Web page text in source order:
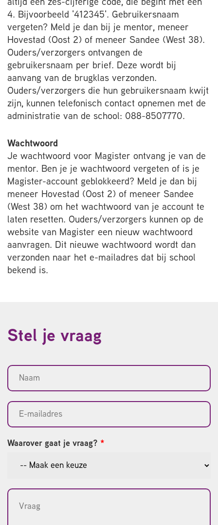
altijd een zes-cijferige code, die begint met een
4. Bijvoorbeeld '412345'. Gebruikersnaam
vergeten? Meld je dan bij je mentor, meneer
Hovestad (Oost 2) of meneer Sandee (West 38).
Ouders/verzorgers ontvangen de
gebruikersnaam per brief. Deze wordt bij
aanvang van de brugklas verzonden.
Ouders/verzorgers die hun gebruikersnaam kwijt
zijn, kunnen telefonisch contact opnemen met de
administratie van de school: 088-8507770.
Wachtwoord
Je wachtwoord voor Magister ontvang je van de
mentor. Ben je je wachtwoord vergeten of is je
Magister-account geblokkeerd? Meld je dan bij
meneer Hovestad (Oost 2) of meneer Sandee
(West 38) om het wachtwoord van je account te
laten resetten. Ouders/verzorgers kunnen op de
website van Magister een nieuw wachtwoord
aanvragen. Dit nieuwe wachtwoord wordt dan
verzonden naar het e-mailadres dat bij school
bekend is.
Stel je vraag
Waarover gaat je vraag? *